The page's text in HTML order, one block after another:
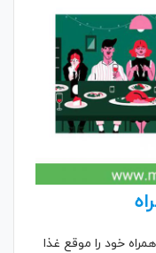
خود را موقع غذا